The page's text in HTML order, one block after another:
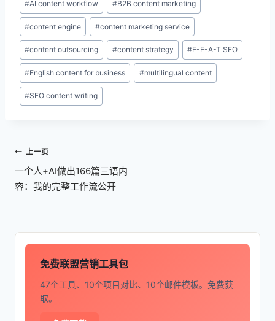
章
标
签：
#AI content workflow #B2B content marketing
#content engine #content marketing service
#content outsourcing #content strategy #E-E-A-T SEO
#English content for business #multilingual content
#SEO content writing
文
章
导
上一页
一个人+AI做出166篇三语内
容：我的完整工作流公开
免费联盟营销工具包
47个工具、10个项目对比、10个邮件模板。免费获
取。